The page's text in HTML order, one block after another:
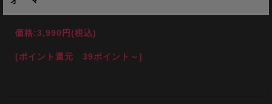
価格:3,990円(税込)
[ポイント還元 39ポイント～]